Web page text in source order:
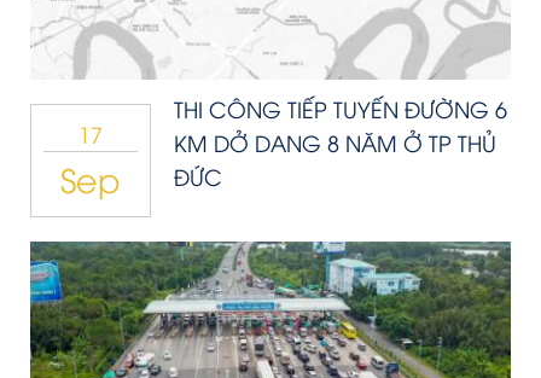
17
Sep
THI CÔNG TIẾP TUYẾN ĐƯỜNG 6
KM DỞ DANG 8 NĂM Ở TP THỦ
ĐỨC